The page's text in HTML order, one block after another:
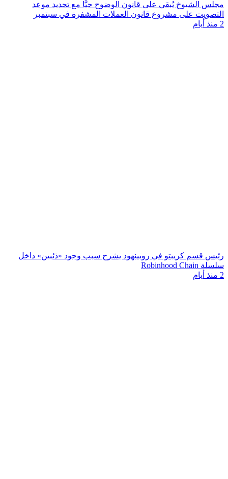
مجلس الشيوخ يُبقي على قانون الوضوح حيًّا مع تحديد موعد
التصويت على مشروع قانون العملات المشفرة في سبتمبر
2 منذ أيام
رئيس قسم كريبتو في روبينهود يشرح سبب وجود «ذئبين» داخل
سلسلة Robinhood Chain
2 منذ أيام